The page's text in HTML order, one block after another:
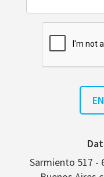
Sarmiento 517 -